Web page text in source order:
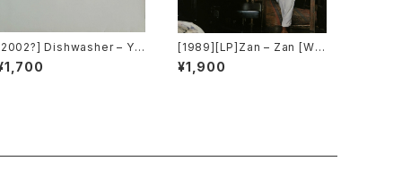
Dishwasher – Yo
Will Always Find Me In
Kitchen At Parties [K
[1989][LP]Zan – Zan [War
ner Bros. Records]
¥1,900